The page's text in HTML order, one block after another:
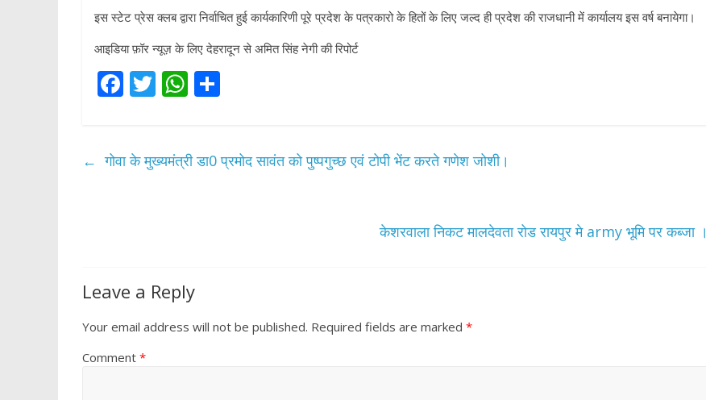
इस स्टेट प्रेस क्लब द्वारा निर्वाचित हुई कार्यकारिणी पूरे प्रदेश के पत्रकारो के हितों के लिए जल्द ही प्रदेश की राजधानी में कार्यालय इस वर्ष बनायेगा।
आइडिया फ़ॉर न्यूज़ के लिए देहरादून से अमित सिंह नेगी की रिपोर्ट
F
b
T
er
W
s e
← गोवा के मुख्यमंत्री डा0 प्रमोद सावंत को पुष्पगुच्छ एवं टोपी भेंट करते गणेश जोशी।
केशरवाला निकट मालदेवता रोड रायपुर मे army भूमि पर कब्जा ।
Leave a Reply
Your email address will not be published. Required fields are marked *
Comment *